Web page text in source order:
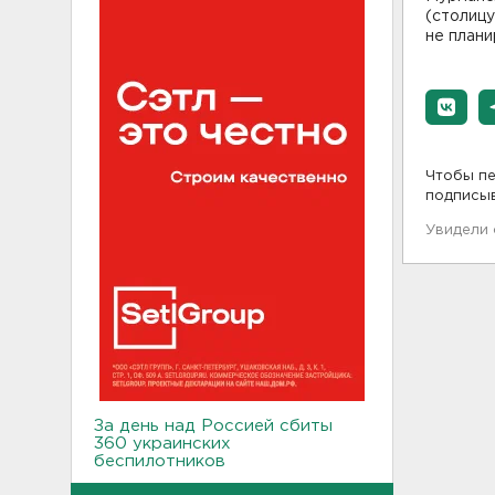
За день над Россией сбиты
360 украинских
беспилотников
не
Чтобы
Увидели